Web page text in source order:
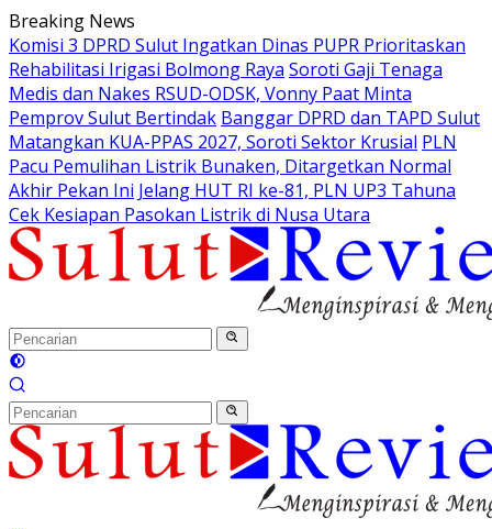
Langsung
ke
konten
Breaking News
Komisi 3 DPRD Sulut Ingatkan Dinas PUPR Prioritaskan
Rehabilitasi Irigasi Bolmong Raya Soroti Gaji Tenaga
Medis dan Nakes RSUD-ODSK, Vonny Paat Minta
Pemprov Sulut Bertindak Banggar DPRD dan TAPD Sulut
Matangkan KUA-PPAS 2027, Soroti Sektor Krusial PLN
Pacu Pemulihan Listrik Bunaken, Ditargetkan Normal
Akhir Pekan Ini Jelang HUT RI ke-81, PLN UP3 Tahuna
Cek Kesiapan Pasokan Listrik di Nusa Utara